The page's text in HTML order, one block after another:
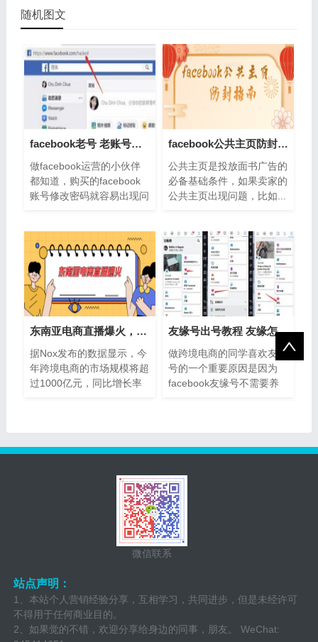
随机图文
facebook老号 老账号改密码不出验证的方法
做facebook运营的小伙伴
都知道，购买的facebook
账号修改密码就容易出现问
facebook公共主页防封指南来了！老主页怎
公共主页是投放面书广告的
必备基础条件，如果卖家的
公共主页出现问题，比如...
东南亚电商直播爆火，跨境卖家如何进行
据Nox发布的数据显示，今
年跨境电商的市场规模将超
过1000亿元，同比增长率
友缘号出号教程 友缘怎么开通友缘需要养
做跨境电商的同学喜欢友缘
号的一个重要原因是因为
facebook友缘号不需要养
微信联系
站点声明：
1、本站个人营销经验分享，互相学习，共同进步，但是未经许可
不得用于任何商业目的。
2、如果觉的不错，欢迎分享给身边的同事，朋友。 WeChat: